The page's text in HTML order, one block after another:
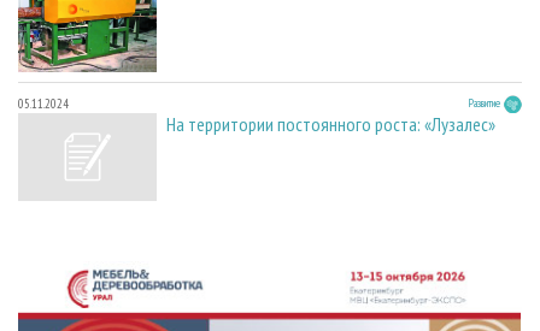
05.11.2024 Развитие
На территории постоянного роста: «Лузалес»